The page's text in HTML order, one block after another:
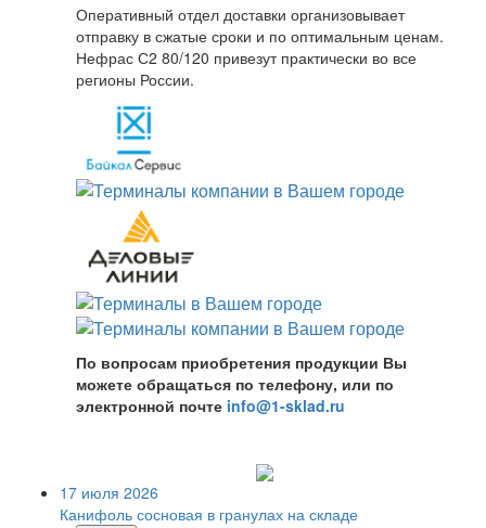
Оперативный отдел доставки организовывает
отправку в сжатые сроки и по оптимальным ценам.
Нефрас С2 80/120 привезут практически во все
регионы России.
По вопросам приобретения продукции Вы
можете обращаться по телефону, или по
электронной почте info@1-sklad.ru
17 июля 2026
Канифоль сосновая в гранулах на складе